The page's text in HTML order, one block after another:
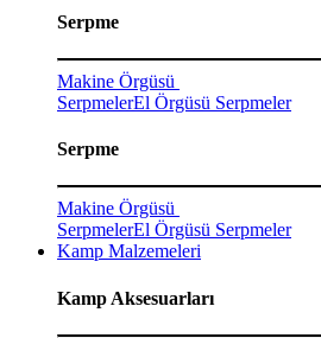
Serpme
Makine Örgüsü
SerpmelerEl Örgüsü Serpmeler
Serpme
Makine Örgüsü
SerpmelerEl Örgüsü Serpmeler
Kamp Malzemeleri
Kamp Aksesuarları